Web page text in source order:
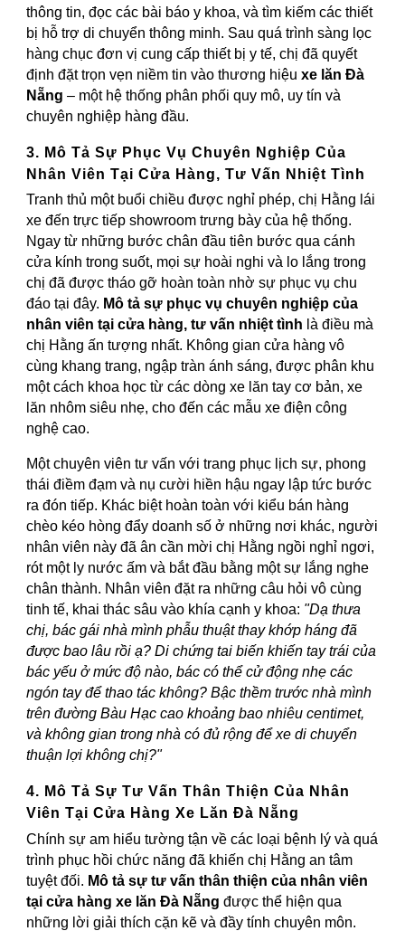
thông tin, đọc các bài báo y khoa, và tìm kiếm các thiết
bị hỗ trợ di chuyển thông minh. Sau quá trình sàng lọc
hàng chục đơn vị cung cấp thiết bị y tế, chị đã quyết
định đặt trọn vẹn niềm tin vào thương hiệuxe lăn Đà
Nẵng – một hệ thống phân phối quy mô, uy tín và
chuyên nghiệp hàng đầu.
3. Mô Tả Sự Phục Vụ Chuyên Nghiệp Của
Nhân Viên Tại Cửa Hàng, Tư Vấn Nhiệt Tình
Tranh thủ một buổi chiều được nghỉ phép, chị Hằng lái
xe đến trực tiếp showroom trưng bày của hệ thống.
Ngay từ những bước chân đầu tiên bước qua cánh
cửa kính trong suốt, mọi sự hoài nghi và lo lắng trong
chị đã được tháo gỡ hoàn toàn nhờ sự phục vụ chu
đáo tại đây. Mô tả sự phục vụ chuyên nghiệp của
nhân viên tại cửa hàng, tư vấn nhiệt tình là điều mà
chị Hằng ấn tượng nhất. Không gian cửa hàng vô
cùng khang trang, ngập tràn ánh sáng, được phân khu
một cách khoa học từ các dòng xe lăn tay cơ bản, xe
lăn nhôm siêu nhẹ, cho đến các mẫu xe điện công
nghệ cao.
Một chuyên viên tư vấn với trang phục lịch sự, phong
thái điềm đạm và nụ cười hiền hậu ngay lập tức bước
ra đón tiếp. Khác biệt hoàn toàn với kiểu bán hàng
chèo kéo hòng đẩy doanh số ở những nơi khác, người
nhân viên này đã ân cần mời chị Hằng ngồi nghỉ ngơi,
rót một ly nước ấm và bắt đầu bằng một sự lắng nghe
chân thành. Nhân viên đặt ra những câu hỏi vô cùng
tinh tế, khai thác sâu vào khía cạnh y khoa: "Dạ thưa
chị, bác gái nhà mình phẫu thuật thay khớp háng đã
được bao lâu rồi ạ? Di chứng tai biến khiến tay trái của
bác yếu ở mức độ nào, bác có thể cử động nhẹ các
ngón tay để thao tác không? Bậc thềm trước nhà mình
trên đường Bàu Hạc cao khoảng bao nhiêu centimet,
và không gian trong nhà có đủ rộng để xe di chuyển
thuận lợi không chị?"
4. Mô Tả Sự Tư Vấn Thân Thiện Của Nhân
Viên Tại Cửa Hàng Xe Lăn Đà Nẵng
Chính sự am hiểu tường tận về các loại bệnh lý và quá
trình phục hồi chức năng đã khiến chị Hằng an tâm
tuyệt đối. Mô tả sự tư vấn thân thiện của nhân viên
tại cửa hàng xe lăn Đà Nẵng được thể hiện qua
những lời giải thích cặn kẽ và đầy tính chuyên môn.